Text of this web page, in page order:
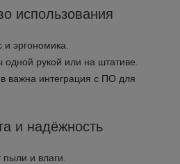
использования
эргономика.
рукой или на штативе.
важна интеграция с ПО для
и надёжность
и влаги.